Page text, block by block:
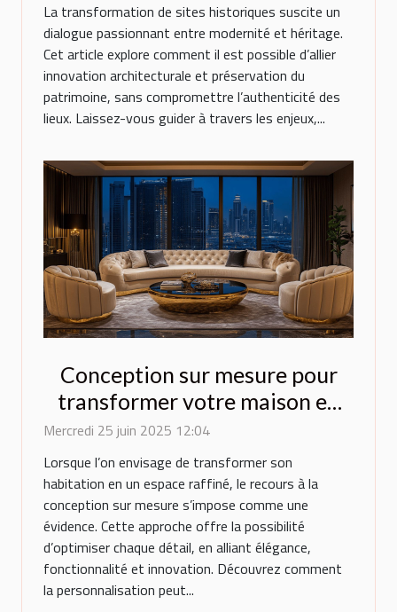
La transformation de sites historiques suscite un
dialogue passionnant entre modernité et héritage.
Cet article explore comment il est possible d’allier
innovation architecturale et préservation du
patrimoine, sans compromettre l’authenticité des
lieux. Laissez-vous guider à travers les enjeux,...
Conception sur mesure pour
transformer votre maison en
espace de luxe
Mercredi 25 juin 2025 12:04
Lorsque l’on envisage de transformer son
habitation en un espace raffiné, le recours à la
conception sur mesure s’impose comme une
évidence. Cette approche offre la possibilité
d’optimiser chaque détail, en alliant élégance,
fonctionnalité et innovation. Découvrez comment
la personnalisation peut...